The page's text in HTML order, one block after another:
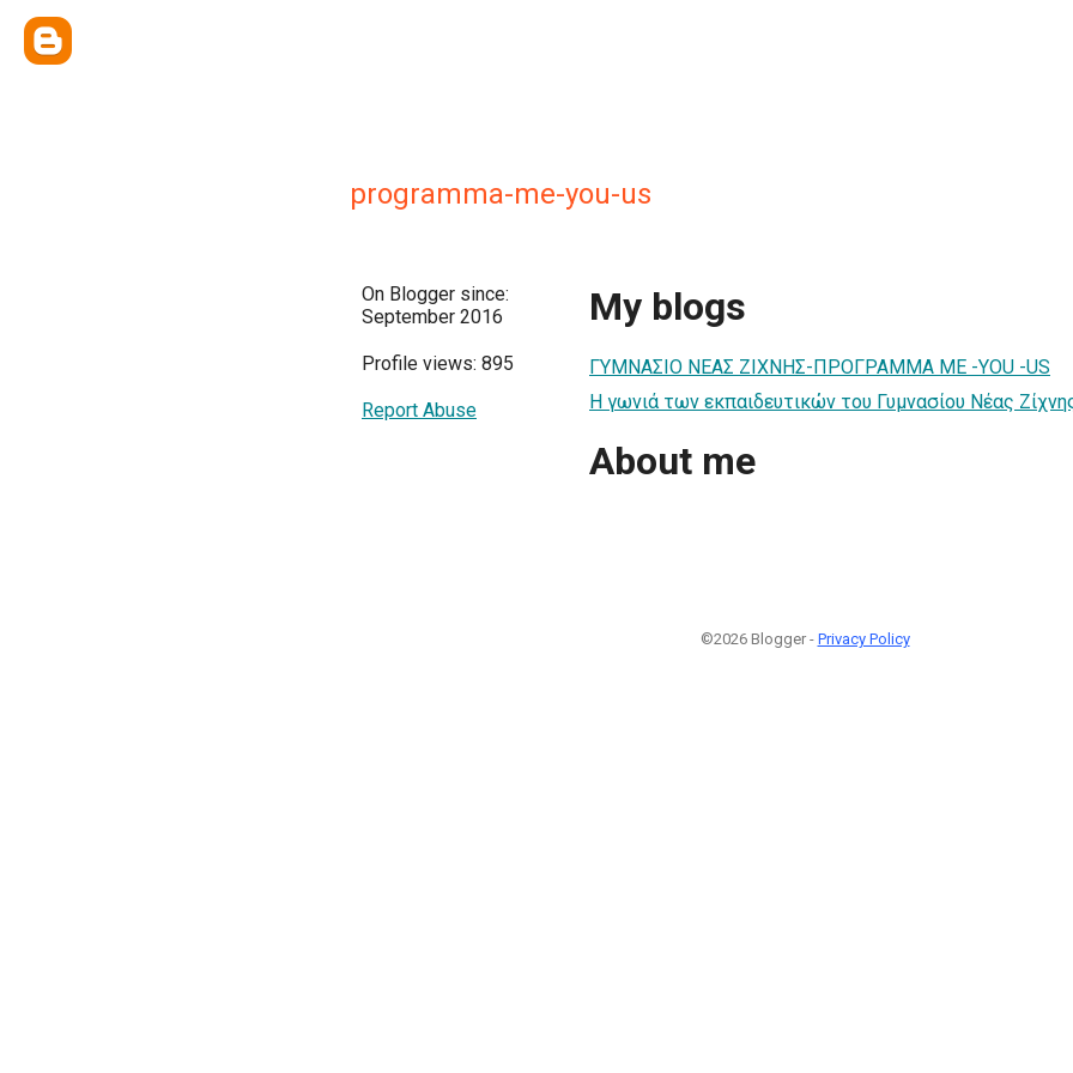
programma-me-you-us
On Blogger since:
September 2016
Profile views: 895
Report Abuse
My blogs
ΓΥΜΝΑΣΙΟ ΝΕΑΣ ΖΙΧΝΗΣ-ΠΡΟΓΡΑΜΜΑ ME -YOU -US
Η γωνιά των εκπαιδευτικών του Γυμνασίου Νέας
About me
©2026 Blogger - Privacy Policy